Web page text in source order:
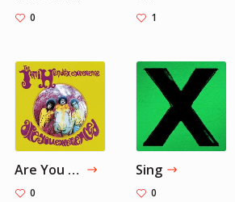
0 1
Are You Experienced?
0
Sing
0